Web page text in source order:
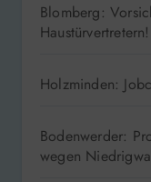
Blomberg:
Haustürvertretern!
Holzminden:
Bodenwerder:
wegen